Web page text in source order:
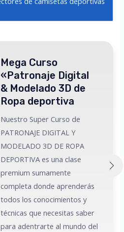
Mega Curso
«Patronaje Digital
& Modelado 3D de
Ropa deportiva
Nuestro Super Curso de
PATRONAJE DIGITAL Y
MODELADO 3D DE ROPA
DEPORTIVA es una clase
premium sumamente
completa donde aprenderás
todos los conocimientos y
técnicas que necesitas saber
para adentrarte al mundo del